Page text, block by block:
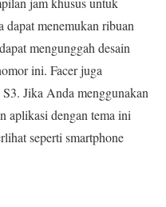
menemukan ribuan
mengunggah desain
ini. Facer juga
Jika Anda menggunakan
aplikasi dengan tema ini
seperti smartphone